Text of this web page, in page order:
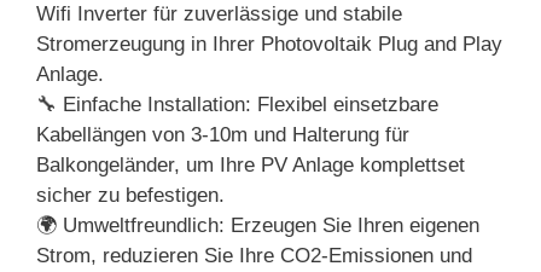
Wifi Inverter für zuverlässige und stabile
Stromerzeugung in Ihrer Photovoltaik Plug and Play
Anlage.
🔧 Einfache Installation: Flexibel einsetzbare
Kabellängen von 3-10m und Halterung für
Balkongeländer, um Ihre PV Anlage komplettset
sicher zu befestigen.
🌍 Umweltfreundlich: Erzeugen Sie Ihren eigenen
Strom, reduzieren Sie Ihre CO2-Emissionen und